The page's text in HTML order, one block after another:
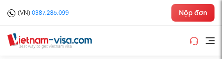
(VN)0387.285.099 Nộp đơn